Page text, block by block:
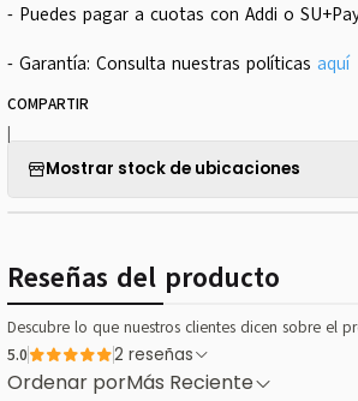
- Puedes pagar a cuotas con Addi o
- Garantía: Consulta nuestras políticas aquí
COMPARTIR
|
Mostrar stock de ubicaciones
Reseñas del producto
Descubre lo que nuestros clientes dicen sobre el
5.0 2 reseñas
Ordenar porMás Reciente